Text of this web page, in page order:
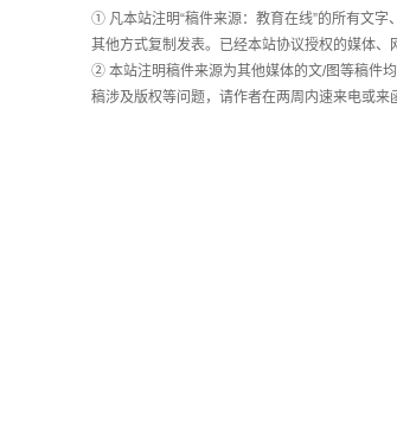
高考作文
长
统
计
① 凡本站注明“稿件来源：教育在线”的所有文
其他方式复制发表。已经本站协议授权的媒体、
② 本站注明稿件来源为其他媒体的文/图等稿件
稿涉及版权等问题，请作者在两周内速来电或来